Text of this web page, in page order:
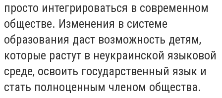
просто интегрироваться в современном
обществе. Изменения в системе
образования даст возможность детям,
которые растут в неукраинской языковой
среде, освоить государственный язык и
стать полноценным членом общества.